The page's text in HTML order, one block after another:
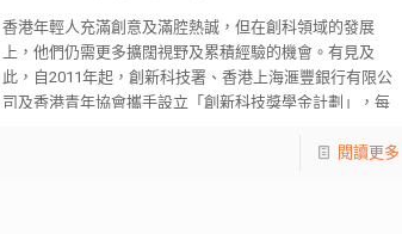
香港年輕人充滿創意及滿腔熱誠，但在創科領域的發展
上，他們仍需更多擴闊視野及累積經驗的機會。有見及
此，自2011年起，創新科技署、香港上海滙豐銀行有限公
司及香港青年協會攜手設立「創新科技獎學金計劃」，每
閱讀更多